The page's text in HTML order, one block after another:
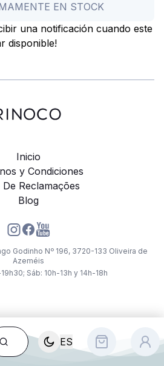
ES
EN STOCK
una notificación cuando este
disponible!
Inicio
y Condiciones
Reclamações
Blog
Godinho Nº 196, 3720-133 Oliveira de
Azeméis
Sáb: 10h-13h y 14h-18h